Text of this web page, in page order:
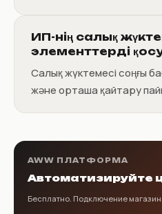
ИП-нің салық
элементтерді
Салық жүктемесі соңғы
және орташа қайтару
AWW ПЛАТФОРМА
Автоматизируйте
Бесплатно. Подключение